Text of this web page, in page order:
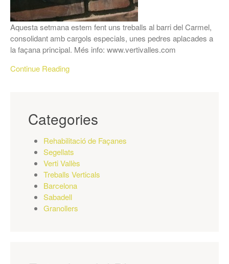
Aquesta setmana estem fent uns treballs al barri del Carmel,
consolidant amb cargols especials, unes pedres aplacades a
la façana principal. Més info: www.vertivalles.com
Continue Reading
Categories
Rehabilitació de Façanes
Segellats
Verti Vallès
Treballs Verticals
Barcelona
Sabadell
Granollers